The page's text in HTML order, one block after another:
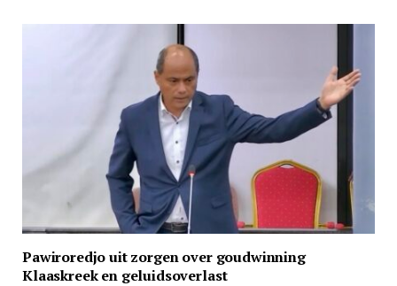
Pawiroredjo uit zorgen over goudwinning
Klaaskreek en geluidsoverlast